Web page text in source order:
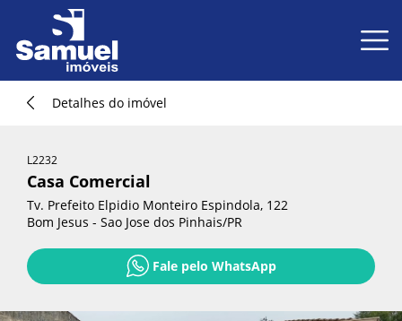
Detalhes do imóvel
L2232
Casa Comercial
Tv. Prefeito Elpidio Monteiro Espindola, 122
Bom Jesus - Sao Jose dos Pinhais/PR
Fale pelo WhatsApp